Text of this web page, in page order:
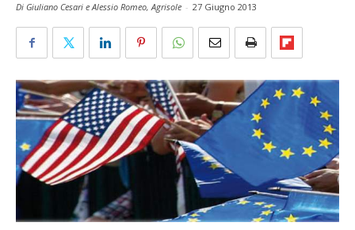
Di Giuliano Cesari e Alessio Romeo, Agrisole - 27 Giugno 2013